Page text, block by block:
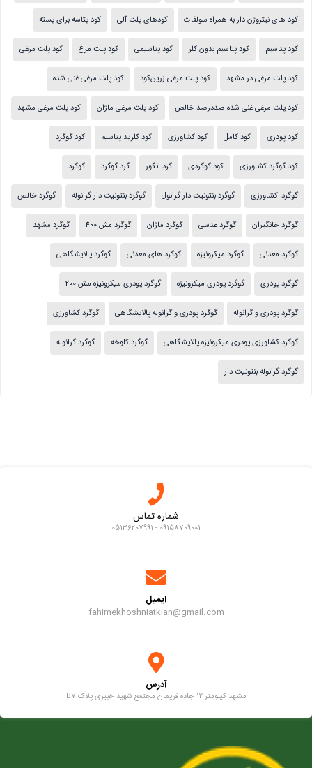
کود های نیتروژن دار به همراه سولفات کودهای پلت آلی کود پتاسه برای پسته
کود پتاسیم کود پتاسیم بدون کلر کود پتاسیمی کود پلت مرغ کود پلت مرغی
کود پلت مرغی در مشهد کود پلت مرغی زرین‌کود کود پلت مرغی غنی شده
کود پلت مرغی غنی شده صددرصد خالص کود پلت مرغی ماژان کود پلت مرغی مشهد
کود پودری کود کامل کود کشاورزی کود کلرید پتاسیم کود گوگرد
کود گوگرد کشاورزی کود گوگردی گرد انگور گرد گوگرد گوگرد
گوگرد_کشاورزی گوگرد بنتونیت دار گرانول گوگرد بنتونیت دار گرانوله گوگرد خالص
گوگرد خانگیران گوگرد عدسی گوگرد ماژان گوگرد مش 400 گوگرد مشهد
گوگرد معدنی گوگرد میکرونیزه گوگرد های معدنی گوگرد پالایشگاهی
گوگرد پودری گوگرد پودری میکرونیزه گوگرد پودری میکرونیزه مش 200
گوگرد پودری و گرانوله گوگرد پودری و گرانوله پالایشگاهی گوگرد کشاورزی
گوگرد کشاورزی پودری میکرونیزه پالایشگاهی گوگرد کلوخه گوگرد گرانوله
گوگرد گرانوله بنتونیت دار
شماره تماس
09158709001 - 05136207991
ایمیل
fahimekhoshniatkian@gmail.com
آدرس
مشهد کیلومتر 12 جاده فریمان مجتمع شهید خبیری پلاک B7